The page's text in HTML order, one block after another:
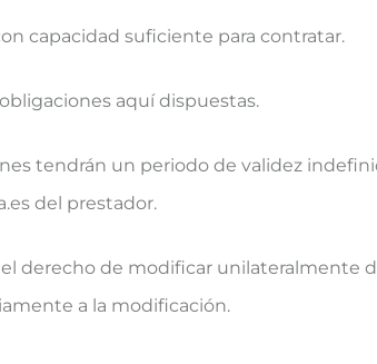
capacidad suficiente para contratar.
aquí dispuestas.
tendrán un periodo de validez
del prestador.
derecho de modificar unilateralmente
a la modificación.